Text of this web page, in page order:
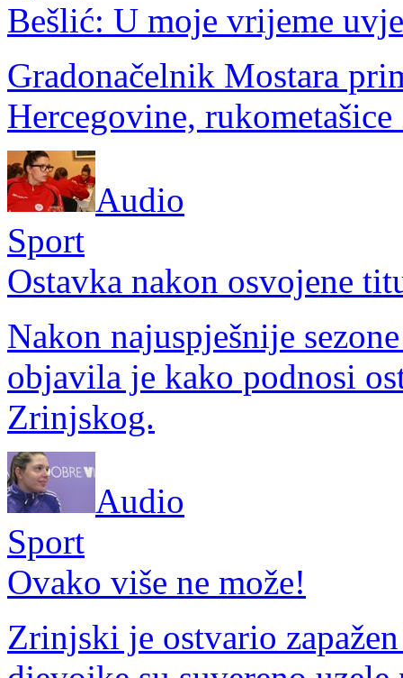
Bešlić: U moje vrijeme
Gradonačelnik Mostara
Hercegovine,
Audio
Sport
Ostavka nakon osvojene
Nakon najuspješnije
objavila je kako podnosi
Zrinjskog.
Audio
Sport
Ovako više ne može!
Zrinjski je ostvario